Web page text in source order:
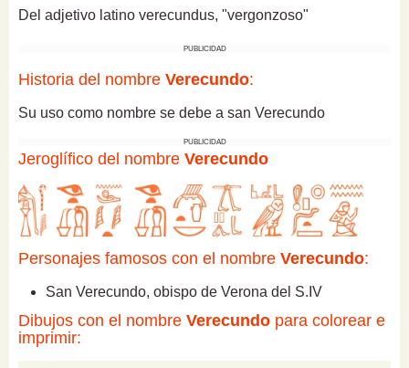
Del adjetivo latino verecundus, "vergonzoso"
PUBLICIDAD
Historia del nombre Verecundo:
Su uso como nombre se debe a san Verecundo
PUBLICIDAD
Jeroglífico del nombre Verecundo
Personajes famosos con el nombre Verecundo:
San Verecundo, obispo de Verona del S.IV
Dibujos con el nombre Verecundo para colorear e
imprimir: